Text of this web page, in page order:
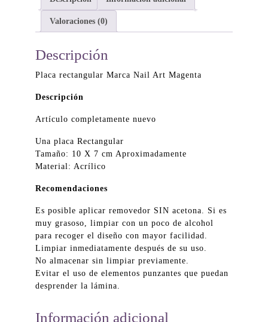
Valoraciones (0)
Descripción
Placa rectangular Marca Nail Art Magenta
Descripción
Artículo completamente nuevo
Una placa Rectangular
Tamaño: 10 X 7 cm Aproximadamente
Material: Acrílico
Recomendaciones
Es posible aplicar removedor SIN acetona. Si es
muy grasoso, limpiar con un poco de alcohol
para recoger el diseño con mayor facilidad.
Limpiar inmediatamente después de su uso.
No almacenar sin limpiar previamente.
Evitar el uso de elementos punzantes que puedan
desprender la lámina.
Información adicional